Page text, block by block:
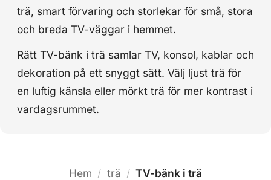
trä, smart förvaring och storlekar för små, stora
och breda TV-väggar i hemmet.
Rätt TV-bänk i trä samlar TV, konsol, kablar och
dekoration på ett snyggt sätt. Välj ljust trä för
en luftig känsla eller mörkt trä för mer kontrast i
vardagsrummet.
Hem / trä / TV-bänk i trä